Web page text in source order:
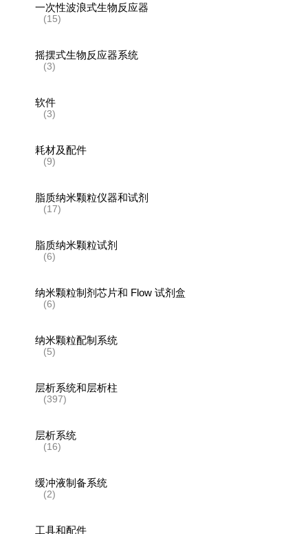
一次性波浪式生物反应器
(15)
摇摆式生物反应器系统
(3)
软件
(3)
耗材及配件
(9)
脂质纳米颗粒仪器和试剂
(17)
脂质纳米颗粒试剂
(6)
纳米颗粒制剂芯片和 Flow 试剂盒
(6)
纳米颗粒配制系统
(5)
层析系统和层析柱
(397)
层析系统
(16)
缓冲液制备系统
(2)
工具和配件